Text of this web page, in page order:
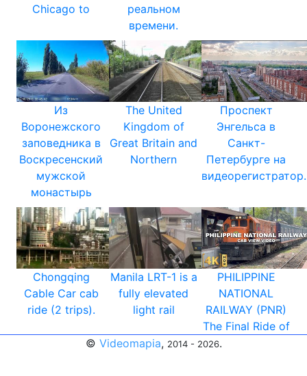
Chicago to
реальном
времени.
Из
Воронежского
заповедника в
Воскресенский
мужской
монастырь
The United
Kingdom of
Great Britain and
Northern
Проспект
Энгельса в
Санкт-
Петербурге на
видеорегистратор.
Chongqing
Cable Car cab
ride (2 trips).
Manila LRT-1 is a
fully elevated
light rail
PHILIPPINE
NATIONAL
RAILWAY (PNR)
The Final Ride of
© Videomapia, 2014 - 2026.